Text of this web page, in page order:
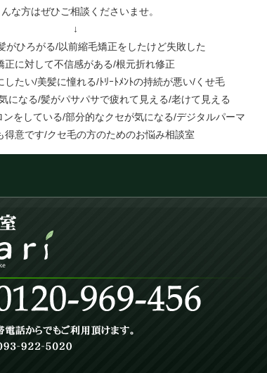
んな方はぜひご相談くださいませ。
↓
がひろがる/以前縮毛矯正をしたけど失敗した
正に対して不信感がある/根元折れ修正
したい/美髪に憧れる/ﾄﾘｰﾄﾒﾝﾄの持続が悪い/くせ毛
になる/髪がパサパサで疲れて見える/老けて見える
をしている/部分的なクセが気になる/デジタルパーマ
得意です/クセ毛の方のためのお悩み相談室